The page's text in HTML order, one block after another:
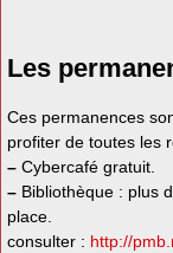
Les
Ces permanences
profiter de toutes les
– Cybercafé gratuit.
– Bibliothèque : plus
place.
consulter : http://